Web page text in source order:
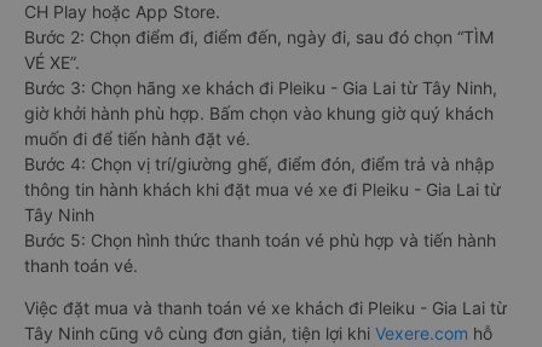
CH Play hoặc App Store.
Bước 2: Chọn điểm đi, điểm đến, ngày đi, sau đó chọn “TÌM
VÉ XE”.
Bước 3: Chọn hãng xe khách đi Pleiku - Gia Lai từ Tây Ninh,
giờ khởi hành phù hợp. Bấm chọn vào khung giờ quý khách
muốn đi để tiến hành đặt vé.
Bước 4: Chọn vị trí/giường ghế, điểm đón, điểm trả và nhập
thông tin hành khách khi đặt mua vé xe đi Pleiku - Gia Lai từ
Tây Ninh
Bước 5: Chọn hình thức thanh toán vé phù hợp và tiến hành
thanh toán vé.
Việc đặt mua và thanh toán vé xe khách đi Pleiku - Gia Lai từ
Tây Ninh cũng vô cùng đơn giản, tiện lợi khi Vexere.com hỗ